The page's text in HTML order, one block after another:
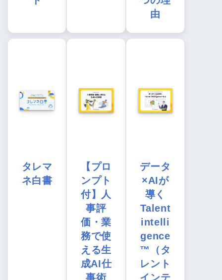
由
タレマ
ネ白書
【プロ
ンプト
付】人
事評
価・業
務で使
える生
成AI仕
事術
データ
×AIが
導く
Talent
intelli
gence
™（タ
レント
インテ